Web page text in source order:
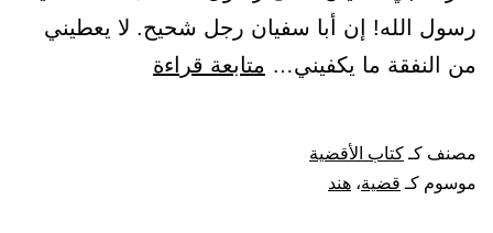
رسول الله! إن أبا سفيان رجل شحيح. لا يعطيني
من النفقة ما يكفيني… متابعة قراءة
مصنف كـ كتاب الأقضية
موسوم كـ قضية، هند